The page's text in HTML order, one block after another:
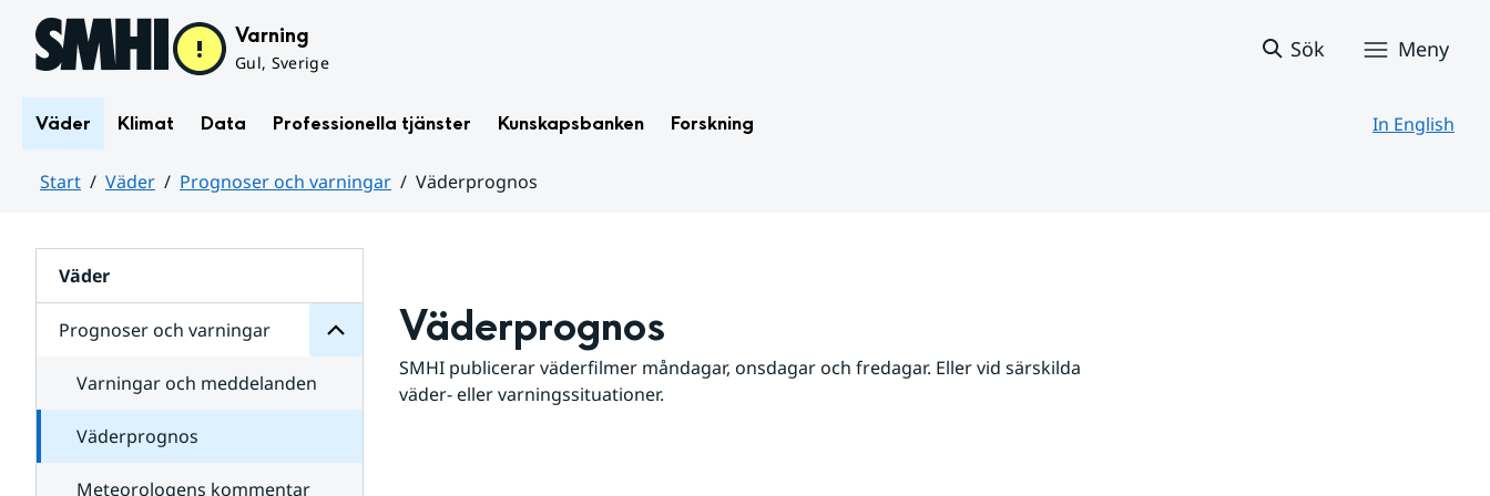
Hoppa till sidans innehåll Varning
Gul, Sverige
Sök Meny
Väder Klimat Data Professionella tjänster Kunskapsbanken Forskning In English
Start Väder Prognoser och varningar
Väderprognos
Väder
Prognoser och varningar
för
varningar
Varningar och meddelanden
Väderprognos
Meteorologens kommentar
Väderprognos
SMHI publicerar väderfilmer måndagar, onsdagar och fredagar. Eller vid särskilda
väder- eller varningssituationer.